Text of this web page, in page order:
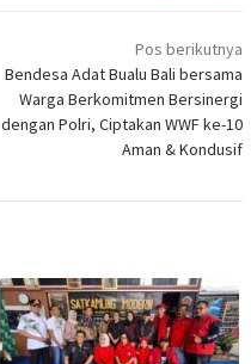
Pos berikutnya
Bendesa Adat Bualu Bali bersama
Warga Berkomitmen Bersinergi
dengan Polri, Ciptakan WWF ke-10
Aman & Kondusif